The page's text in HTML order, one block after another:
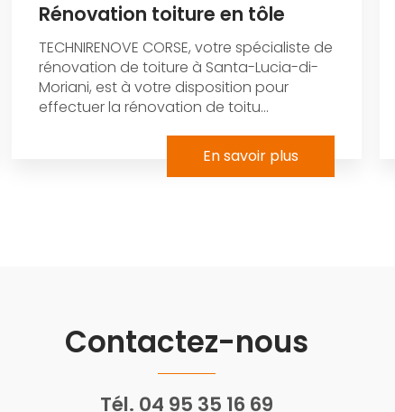
Rénovation toiture en tôle
TECHNIRENOVE CORSE, votre spécialiste de
rénovation de toiture à Santa-Lucia-di-
Moriani, est à votre disposition pour
effectuer la rénovation de toitu...
En savoir plus
Contactez-nous
Tél. 04 95 35 16 69